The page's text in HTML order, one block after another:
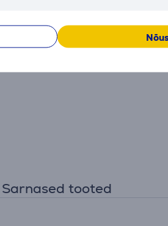
Sarnased tooted